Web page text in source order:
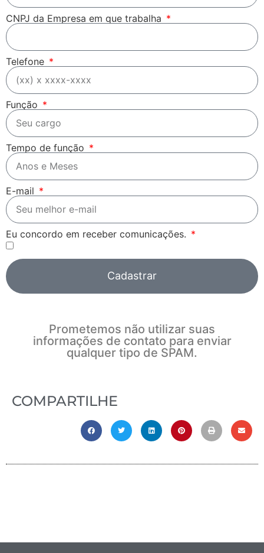
CNPJ da Empresa em que trabalha
Telefone
Função
Tempo de função
E-mail
Eu concordo em receber comunicações.
Cadastrar
Prometemos não utilizar suas
informações de contato para enviar
qualquer tipo de SPAM.
COMPARTILHE